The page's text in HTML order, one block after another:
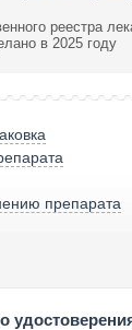
реестра
в 2025 году
препарата